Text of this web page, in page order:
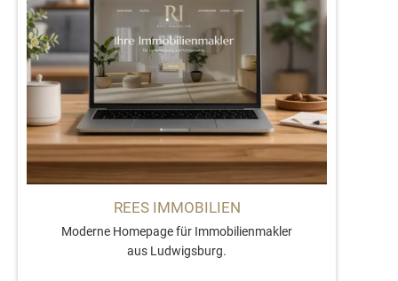
REES IMMOBILIEN
Moderne Homepage für Immobilienmakler
aus Ludwigsburg.